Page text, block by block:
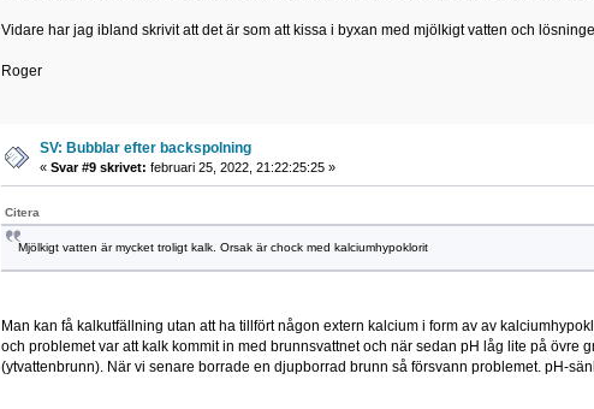
Vidare har jag ibland skrivit att det är som att kissa i byxan med mjölkigt vatten och
Roger
SV: Bubblar efter backspolning
« Svar #9 skrivet: februari 25, 2022, 21:22:25:25 »
Citera
Mjölkigt vatten är mycket troligt kalk. Orsak är chock med kalciumhypoklorit
Man kan få kalkutfällning utan att ha tillfört någon extern kalcium i form av av
och problemet var att kalk kommit in med brunnsvattnet och när sedan pH låg lite på övre
(ytvattenbrunn). När vi senare borrade en djupborrad brunn så försvann problemet. pH-